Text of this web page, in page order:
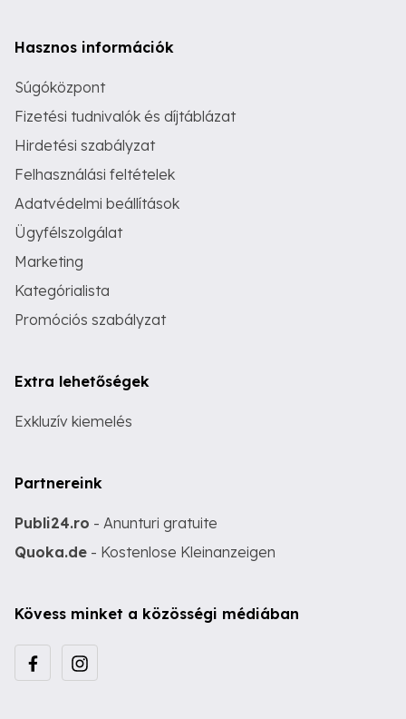
Hasznos információk
Súgóközpont
Fizetési tudnivalók és díjtáblázat
Hirdetési szabályzat
Felhasználási feltételek
Adatvédelmi beállítások
Ügyfélszolgálat
Marketing
Kategórialista
Promóciós szabályzat
Extra lehetőségek
Exkluzív kiemelés
Partnereink
Publi24.ro - Anunturi gratuite
Quoka.de - Kostenlose Kleinanzeigen
Kövess minket a közösségi médiában